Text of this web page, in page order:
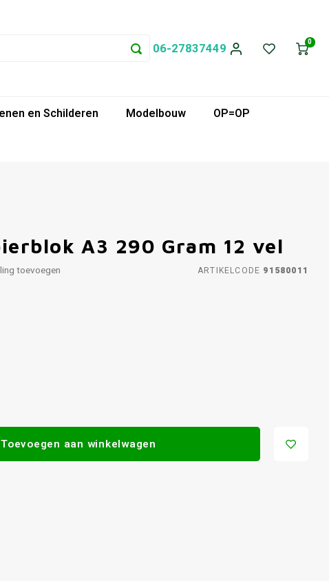
06-27837449 0
en Schilderen Modelbouw
OP=OP
A3 290 Gram 12 vel
toevoegen ARTIKELCODE 91580011
Toevoegen aan winkelwagen